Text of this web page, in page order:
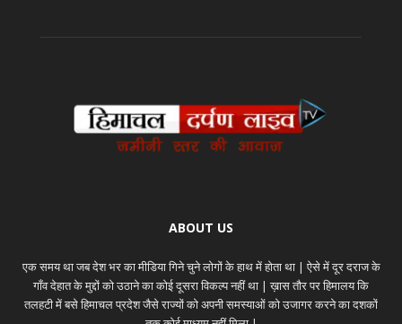
ABOUT US
एक समय था जब देश भर का मीडिया गिने चुने लोगों के हाथ में होता था | ऐसे में दूर दराज के
गाँव देहात के मुद्दों को उठाने का कोई दूसरा विकल्प नहीं था | ख़ास तौर पर हिमालय कि
तलहटी में बसे हिमाचल प्रदेश जैसे राज्यों को अपनी समस्याओं को उजागर करने का दशकों